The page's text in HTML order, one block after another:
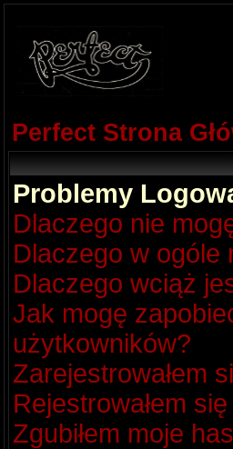
Perfect Strona
Problemy
Dlaczego nie
Dlaczego w ogóle
Dlaczego wciąż
Jak mogę
użytkowników?
Zarejestrowałem
Rejestrowałem
Zgubiłem moje